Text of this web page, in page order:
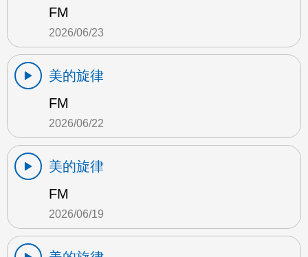
FM
2026/06/23
美的旋律
FM
2026/06/22
美的旋律
FM
2026/06/19